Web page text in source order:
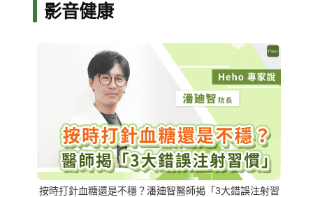
影音健康
按時打針血糖還是不穩？潘廸智醫師揭「3大錯誤注射習